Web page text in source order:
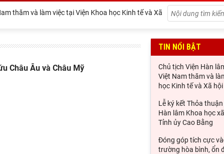
và làm việc tại Viện Khoa học Kinh tế và Xã hội Quốc gia Lào
Châu Âu và Châu Mỹ
TIN NỔI BẬT
Chủ tịch Viện Hàn
Việt Nam thăm và
học Kinh tế và Xã hội
Lễ ký kết Thỏa
Hàn lâm Khoa học
Tỉnh ủy Cao Bằng
Đóng góp tích cực
trường hòa bình, ổn